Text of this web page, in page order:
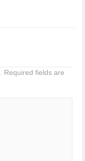
Required fields are